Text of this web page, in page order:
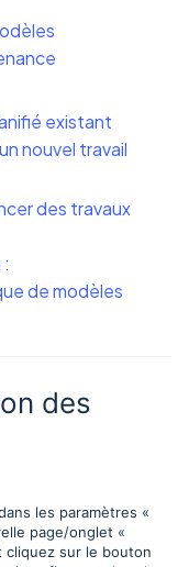
existant
nouvel travail
des travaux
de modèles
des
les paramètres «
page/onglet «
cliquez sur le bouton